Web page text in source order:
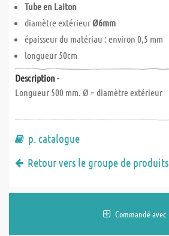
Tube en Laiton
diamètre extérieur Ø6mm
épaisseur du matériau : environ 0,5 mm
longueur 50cm
Description -
Longueur 500 mm. Ø = diamètre extérieur
p. catalogue
Retour vers le groupe de produits
Commandé avec